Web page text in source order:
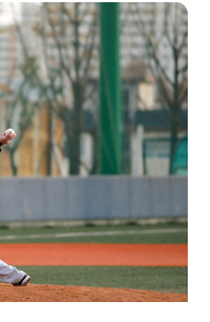
편에 있었던 풀빵아저씨를
스런 대화를 통해 내면의
있었는데요. 본래 색연필을
님께서는 이번 쌈지길
해 내면 초상화를